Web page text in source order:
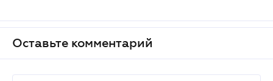
Оставьте комментарий